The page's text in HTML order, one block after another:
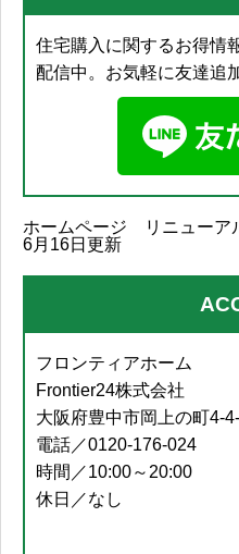
住宅購入に関するお得情
配信中。お気軽に友達追
ホームページ リニューア
6月16日更新
フロンティアホーム
Frontier24株式会社
大阪府豊中市岡上の町4-
電話／0120-176-024
時間／10:00～20:00
休日／なし